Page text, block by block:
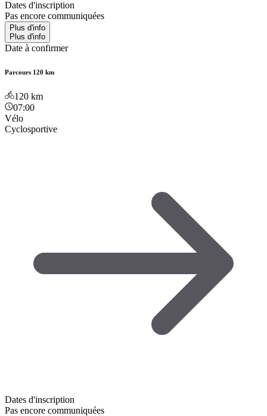
Dates d'inscription
Pas encore communiquées
Plus d'info
Plus d'info
Date à confirmer
Parcours 120 km
120 km
07:00
Vélo
Cyclosportive
Dates d'inscription
Pas encore communiquées